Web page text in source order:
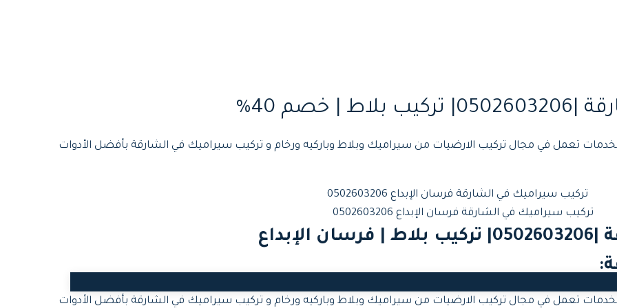
40%
تعمل في مجال تركيب الارضيات من سيراميك وبلاط وباركيه ورخام و تركيب سيراميك في الشارقة بأفضل الأدوات
تركيب سيراميك في الشارقة فرسان الإبداع 0502603206
| فرسان الإبداع
:
تعمل في مجال تركيب الارضيات من سيراميك وبلاط وباركيه ورخام و تركيب سيراميك في الشارقة بأفضل الأدوات